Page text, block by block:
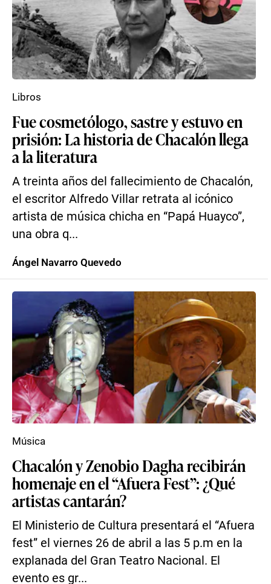
Fue cosmetólogo, sastre y estuvo en
prisión: La historia de Chacalón llega
a la literatura
A treinta años del fallecimiento de Chacalón,
el escritor Alfredo Villar retrata al icónico
artista de música chicha en “Papá Huayco”,
una obra q...
Libros
Ángel Navarro Quevedo
Chacalón y Zenobio Dagha recibirán
homenaje en el “Afuera Fest”: ¿Qué
artistas cantarán?
El Ministerio de Cultura presentará el “Afuera
fest” el viernes 26 de abril a las 5 p.m en la
explanada del Gran Teatro Nacional. El
evento es gr...
Música